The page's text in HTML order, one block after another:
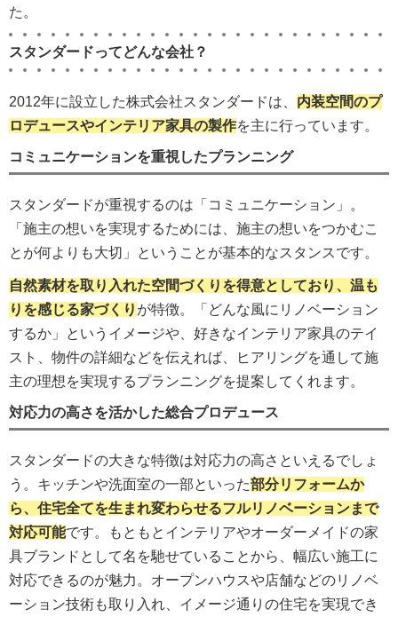
た。
スタンダードってどんな会社？
2012年に設立した株式会社スタンダードは、 内装空間のプ
ロデュースやインテリア家具の製作を主に行っています。
コミュニケーションを重視したプランニング
スタンダードが重視するのは「コミュニケーション」。
「施主の想いを実現するためには、施主の想いをつかむこ
とが何よりも大切」ということが基本的なスタンスです。
自然素材を取り入れた空間づくりを得意としており、温も
りを感じる家づくり が特徴。「どんな風にリノベーション
するか」というイメージや、好きなインテリア家具のテイ
スト、物件の詳細などを伝えれば、ヒアリングを通して施
主の理想を実現するプランニングを提案してくれます。
対応力の高さを活かした総合プロデュース
スタンダードの大きな特徴は対応力の高さといえるでしょ
う。キッチンや洗面室の一部といった部分リフォームか
ら、住宅全てを生まれ変わらせるフルリノベーションまで
対応可能です。もともとインテリアやオーダーメイドの家
具ブランドとして名を馳せていることから、幅広い施工に
対応できるのが魅力。オープンハウスや店舗などのリノベ
ーション技術も取り入れ、イメージ通りの住宅を実現でき